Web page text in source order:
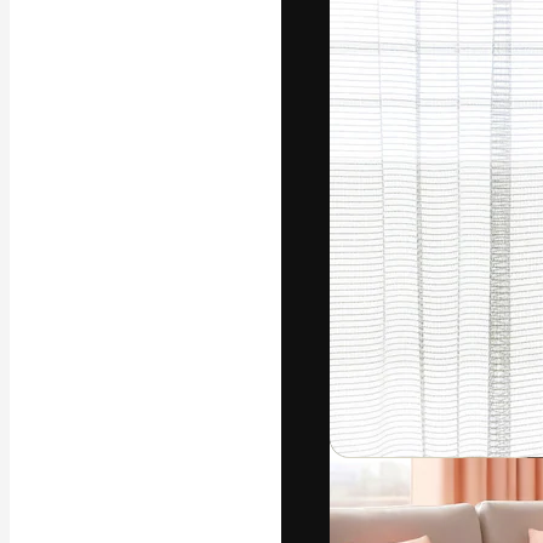
La plataforma
trabajo. Más
entre creativos,
estudios.
Español
Copyright © 2010-